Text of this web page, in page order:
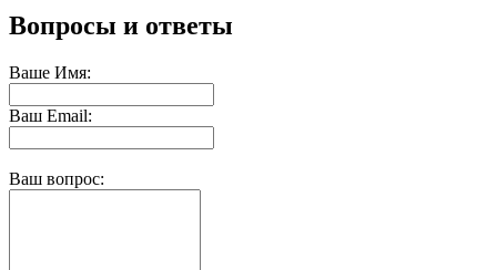
Вопросы и ответы
Ваше Имя:
Ваш Email:
Ваш вопрос: